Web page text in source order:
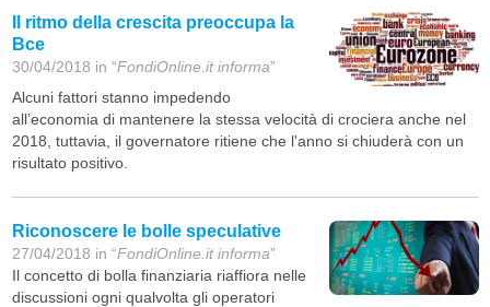
Il ritmo della crescita preoccupa la
Bce
30/04/2018 in “FondiOnline.it informa”
Alcuni fattori stanno impedendo
all’economia di mantenere la stessa velocità di crociera anche nel
2018, tuttavia, il governatore ritiene che l'anno si chiuderà con un
risultato positivo.
Riconoscere le bolle speculative
27/04/2018 in “FondiOnline.it informa”
Il concetto di bolla finanziaria riaffiora nelle
discussioni ogni qualvolta gli operatori